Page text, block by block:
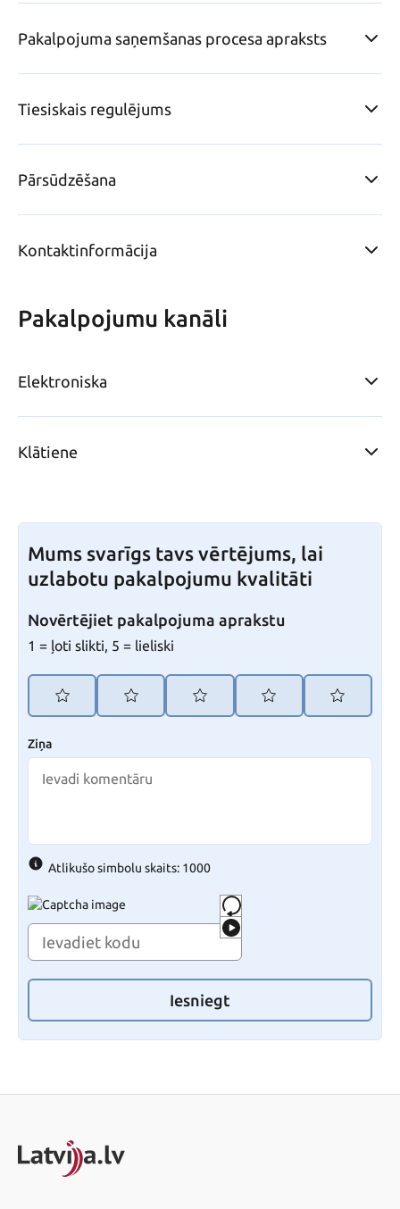
Pakalpojuma saņemšanas procesa apraksts
Tiesiskais regulējums
Pārsūdzēšana
Kontaktinformācija
Pakalpojumu kanāli
Elektroniska
Klātiene
Mums svarīgs tavs vērtējums, lai
uzlabotu pakalpojumu kvalitāti
Novērtējiet pakalpojuma aprakstu
1 = ļoti slikti, 5 = lieliski
Ziņa
Atlikušo simbolu skaits: 1000
Iesniegt